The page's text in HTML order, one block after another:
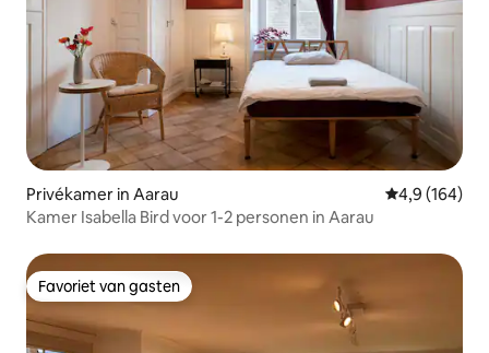
Privékamer in Aarau Gemiddelde
4,9 (164)
Kamer Isabella Bird voor 1-2 personen in Aarau
Favoriet van gasten
Favoriet van gasten